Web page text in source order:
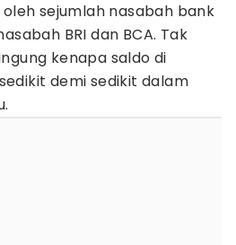
sejumlah nasabah bank
BRI dan BCA. Tak
kenapa saldo di
demi sedikit dalam